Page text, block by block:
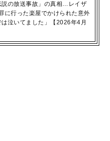
説の放送事故」の真相…レイザ
に行った楽屋でかけられた意外
泣いてました」【2026年4月